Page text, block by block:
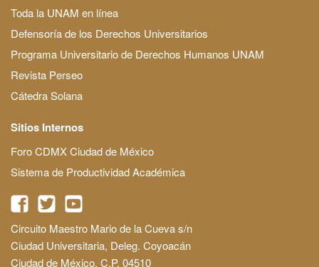
Toda la UNAM en línea
Defensoría de los Derechos Universitarios
Programa Universitario de Derechos Humanos UNAM
Revista Perseo
Cátedra Solana
Sitios Internos
Foro CDMX Ciudad de México
Sistema de Productividad Académica
Circuito Maestro Mario de la Cueva s/n
Ciudad Universitaria, Deleg. Coyoacán
Ciudad de México, C.P. 04510